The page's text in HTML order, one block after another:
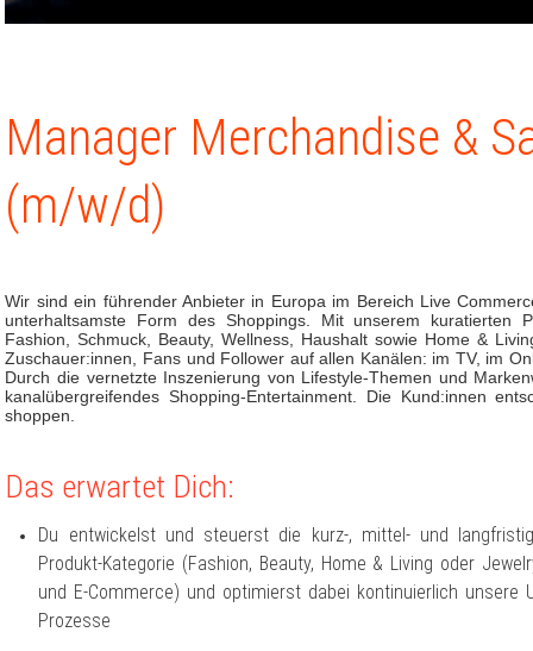
Manager Merchandise &
(m/w/d)
Wir sind ein führender Anbieter in Europa im Bereich Live
unterhaltsamste Form des Shoppings. Mit unserem kuratierten
Fashion, Schmuck, Beauty, Wellness, Haushalt sowie Home &
Zuschauer:innen, Fans und Follower auf allen Kanälen: im TV, im
Durch die vernetzte Inszenierung von Lifestyle-Themen und
kanalübergreifendes Shopping-Entertainment. Die Kund:innen
shoppen.
Das erwartet Dich:
Du entwickelst und steuerst die kurz-, mittel- und
Produkt-Kategorie (Fashion, Beauty, Home & Living oder
und E-Commerce) und optimierst dabei kontinuierlich unsere
Prozesse